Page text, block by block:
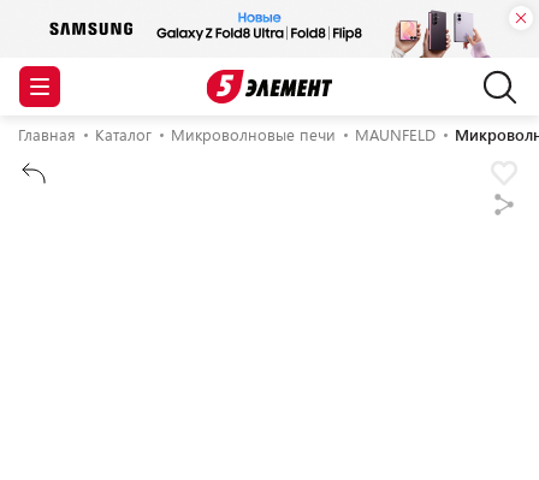
Главная Каталог Микроволновые печи MAUNFELD